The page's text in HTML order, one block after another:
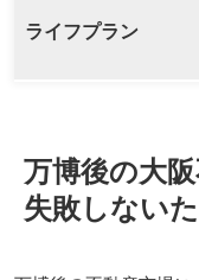
ライフプラン
万博後の大
失敗しない